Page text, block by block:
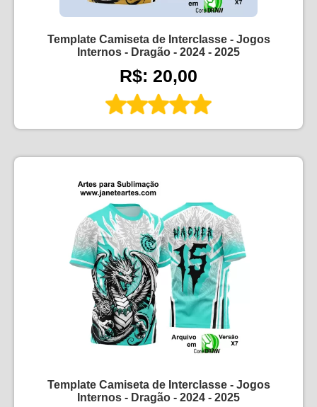
Template Camiseta de Interclasse - Jogos
Internos - Dragão - 2024 - 2025
R$: 20,00
Template Camiseta de Interclasse - Jogos
Internos - Dragão - 2024 - 2025